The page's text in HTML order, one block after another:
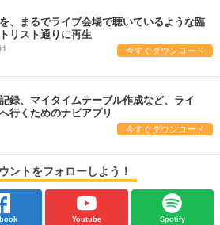
、まるでライブ会場で聴いているような臨
リスト通りに再生
今すぐダウンロード
録、マイタイムテーブル作成など、ライ
行くためのナビアプリ
今すぐダウンロード
ントをフォローしよう！
Youtube Spotify